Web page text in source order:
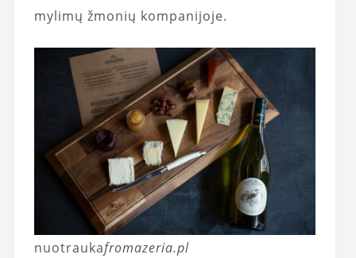
mylimų žmonių kompanijoje.
nuotraukafromazeria.pl